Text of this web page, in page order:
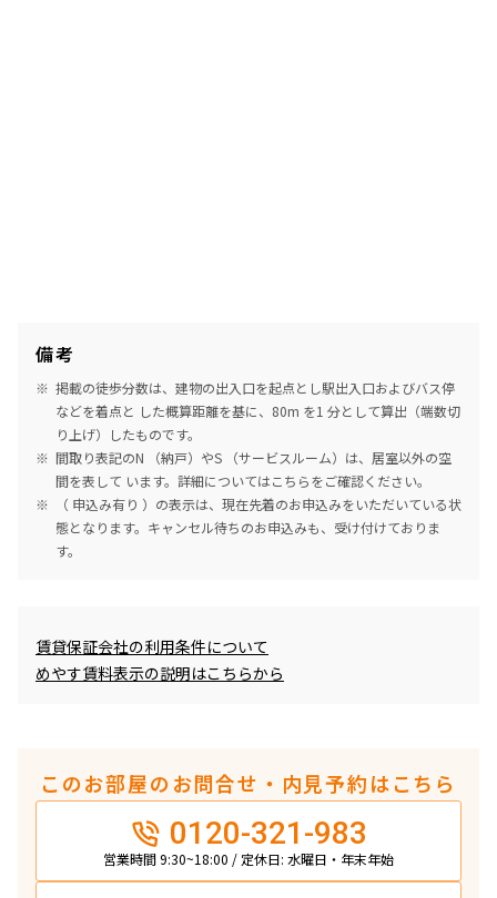
備考
掲載の徒歩分数は、建物の出入口を起点とし駅出入口およびバス停
などを着点と した概算距離を基に、80m を1 分として算出（端数切
り上げ）したものです。
間取り表記のN （納戸）やS （サービスルーム）は、居室以外の空
間を表して います。詳細についてはこちらをご確認ください。
（ 申込み有り ）の表示は、現在先着のお申込みをいただいている状
態となります。キャンセル待ちのお申込みも、受け付けておりま
す。
賃貸保証会社の利用条件について
めやす賃料表示の説明はこちらから
このお部屋のお問合せ・内見予約はこちら
0120-321-983
営業時間 9:30~18:00 / 定休日: 水曜日・年末年始